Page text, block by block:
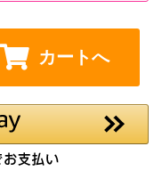
カートへ